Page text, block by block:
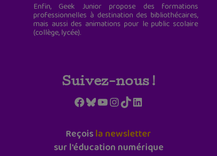
Enfin, Geek Junior propose des formations
professionnelles à destination des bibliothécaires,
mais aussi des animations pour le public scolaire
(collège, lycée).
Suivez-nous !
Facebook
Bluesky
YouTube
Instagram
TikTokLinkedIn
Reçoisla newsletter
sur l'éducation numérique